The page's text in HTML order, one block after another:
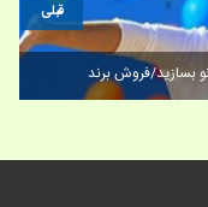
نو بسازید/فروش برند
قبلی